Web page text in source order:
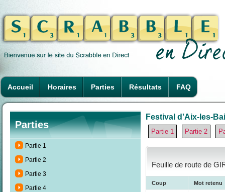
Accueil Horaires Parties Résultats FAQ
Parties
Partie 1
Partie 2
Partie 3
Partie 4
Festival d'Aix-les-
Partie 1 Partie 2
Feuille de route de
Coup Mot retenu